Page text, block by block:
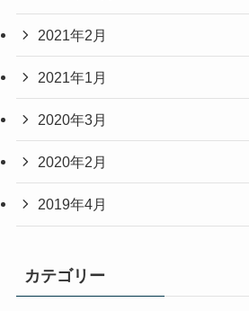
2021年2月
2021年1月
2020年3月
2020年2月
2019年4月
カテゴリー